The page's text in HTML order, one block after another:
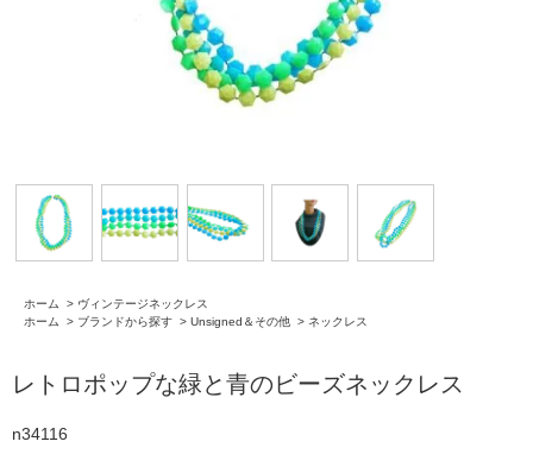
ホーム > ヴィンテージネックレス
ホーム
> ブランドから探す > Unsigned＆その他 > ネックレス
レトロポップな緑と青のビーズネックレス
n34116